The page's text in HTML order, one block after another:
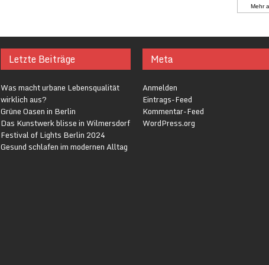
Mehr
Letzte Beiträge
Was macht urbane Lebensqualität
wirklich aus?
Grüne Oasen in Berlin
Das Kunstwerk blisse in Wilmersdorf
Festival of Lights Berlin 2024
Gesund schlafen im modernen Alltag
Meta
Anmelden
Eintrags-Feed
Kommentar-Feed
WordPress.org